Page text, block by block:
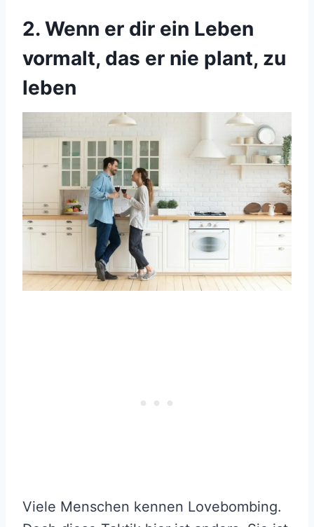
2. Wenn er dir ein Leben
vormalt, das er nie plant, zu
leben
Viele Menschen kennen Lovebombing.